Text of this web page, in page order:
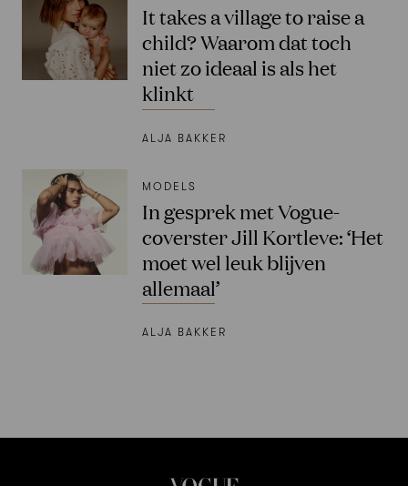
It takes a village to raise a
child? Waarom dat toch
niet zo ideaal is als het
klinkt
ALJA BAKKER
MODELS
In gesprek met Vogue-
coverster Jill Kortleve: ‘Het
moet wel leuk blijven
allemaal’
ALJA BAKKER